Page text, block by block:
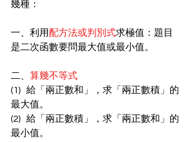
幾種：
一、利用 配方法或判別式求極值：題目
是二次函數要問最大值或最小值。
二、 算幾不等式
(1)   給「兩正數和」，求「兩正數積」的
最大值。
(2)   給「兩正數積」，求「兩正數和」的
最小值。